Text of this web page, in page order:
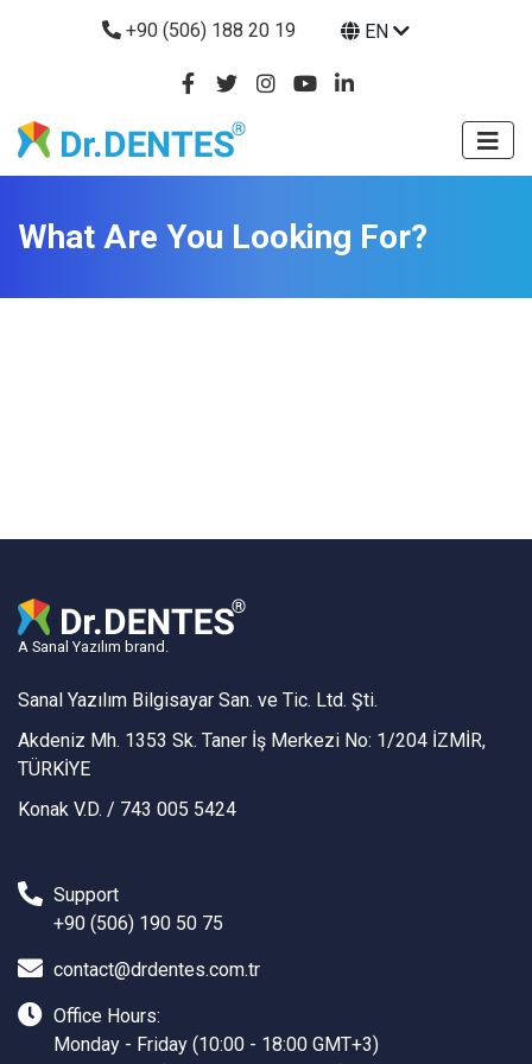
+90 (506) 188 20 19 EN
What Are You Looking For?
A Sanal Yazılım brand.
Sanal Yazılım Bilgisayar San. ve Tic. Ltd. Şti.
Akdeniz Mh. 1353 Sk. Taner İş Merkezi No: 1/204 İZMİR,
TÜRKİYE
Konak V.D. / 743 005 5424
Support
+90 (506) 190 50 75
contact@drdentes.com.tr
Office Hours:
Monday - Friday (10:00 - 18:00 GMT+3)